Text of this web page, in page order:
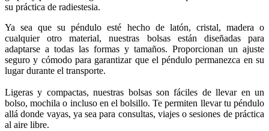
su práctica de radiestesia.
Ya sea que su péndulo esté hecho de latón, cristal, madera o
cualquier otro material, nuestras bolsas están diseñadas para
adaptarse a todas las formas y tamaños. Proporcionan un ajuste
seguro y cómodo para garantizar que el péndulo permanezca en su
lugar durante el transporte.
Ligeras y compactas, nuestras bolsas son fáciles de llevar en un
bolso, mochila o incluso en el bolsillo. Te permiten llevar tu péndulo
allá donde vayas, ya sea para consultas, viajes o sesiones de práctica
al aire libre.